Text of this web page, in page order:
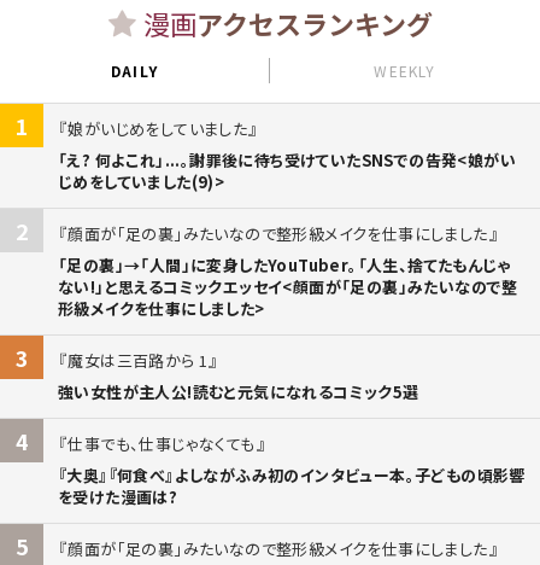
漫画アクセスランキング
DAILY WEEKLY
1
娘がいじめをしていました
「え? 何よこれ」...。謝罪後に待ち受けていたSNSでの告発<娘がい
じめをしていました(9)>
2
顔面が「足の裏」みたいなので整形級メイクを仕事にしました
「足の裏」→「人間」に変身したYouTuber。「人生、捨てたもんじゃ
ない!」と思えるコミックエッセイ<顔面が「足の裏」みたいなので整
形級メイクを仕事にしました>
3
魔女は三百路から 1
強い女性が主人公!読むと元気になれるコミック5選
4
仕事でも、仕事じゃなくても
『大奥』『何食べ』よしながふみ初のインタビュー本。子どもの頃影響
を受けた漫画は?
5
顔面が「足の裏」みたいなので整形級メイクを仕事にしました